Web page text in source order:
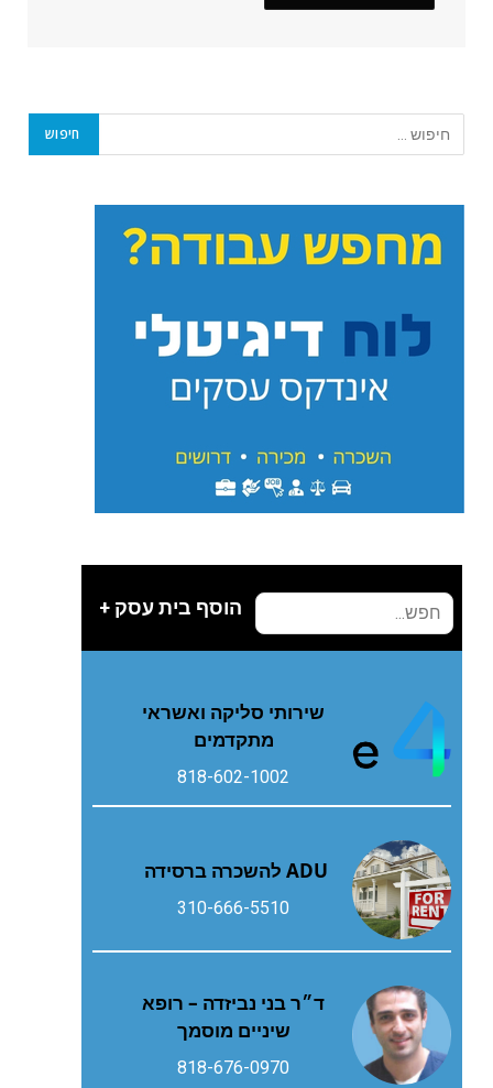
הוסף בית עסק +
שירותי סליקה ואשראי
מתקדמים
818-602-1002
ADU להשכרה ברסידה
310-666-5510
ד״ר בני נביזדה – רופא
שיניים מוסמך
818-676-0970